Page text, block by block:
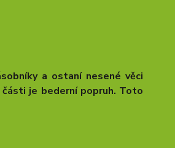
a ostaní nesené věci
je bederní popruh. Toto